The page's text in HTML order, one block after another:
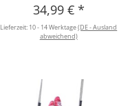
34,99 € *
Lieferzeit: 10 - 14 Werktage(DE - Ausland
abweichend)